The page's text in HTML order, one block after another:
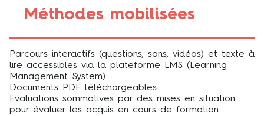
Méthodes mobilisées
Parcours interactifs (questions, sons, vidéos) et texte à
lire accessibles via la plateforme LMS (Learning
Management System).
Documents PDF téléchargeables.
Evaluations sommatives par des mises en situation
pour évaluer les acquis en cours de formation.